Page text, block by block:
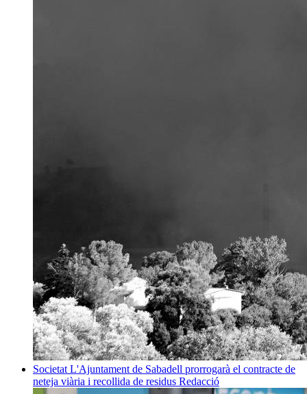
Societat L'Ajuntament de Sabadell prorrogarà el contracte de
neteja viària i recollida de residus Redacció